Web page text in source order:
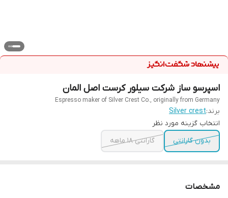
اسپرسو ساز شرکت سیلور کرست اصل المان
Espresso maker of Silver Crest Co., originally from Germany
برند:Silver crest
انتخاب گزینه مورد نظر
بدون گارانتی
گارانتی ۱۸ ماهه
مشخصات